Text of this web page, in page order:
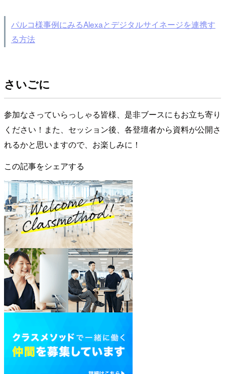
パルコ様事例にみるAlexaとデジタルサイネージを連携す
る方法
さいごに
参加なさっていらっしゃる皆様、是非ブースにもお立ち寄り
ください！また、セッション後、各登壇者から資料が公開さ
れるかと思いますので、お楽しみに！
この記事をシェアする